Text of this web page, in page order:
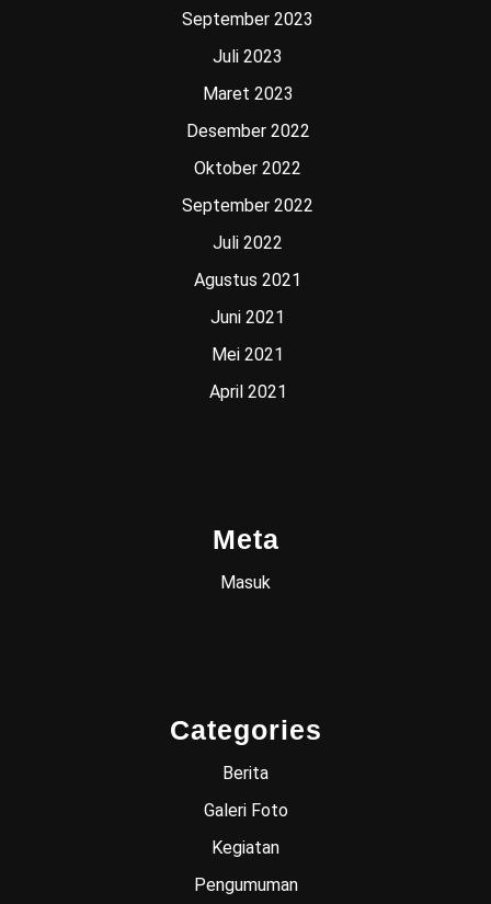
September 2023
Juli 2023
Maret 2023
Desember 2022
Oktober 2022
September 2022
Juli 2022
Agustus 2021
Juni 2021
Mei 2021
April 2021
Meta
Masuk
Categories
Berita
Galeri Foto
Kegiatan
Pengumuman